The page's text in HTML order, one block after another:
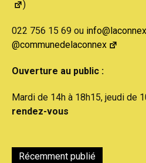
)
022 756 15 69 ou
@communedelaconnex
Ouverture au public :
Mardi de 14h à 18h15, jeudi de
rendez-vous
Récemment publié